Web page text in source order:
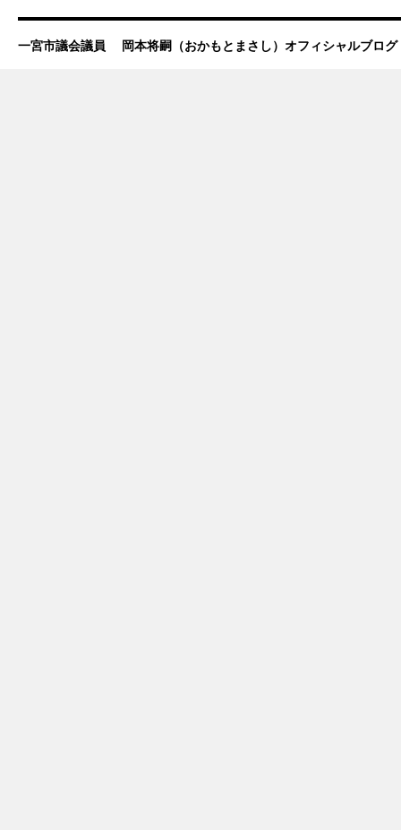
一宮市議会議員 岡本将嗣（おかもとまさし）オフィシャルブログ